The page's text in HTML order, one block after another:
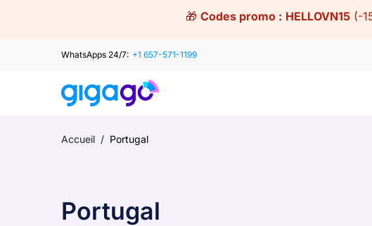
🎁 Codes promo : HELLOVN15(-
WhatsApps 24/7: +1 657-571-1199
Accueil / Portugal
Portugal